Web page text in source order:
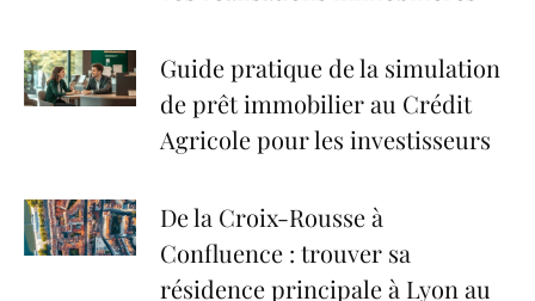
Guide pratique de la simulation
de prêt immobilier au Crédit
Agricole pour les investisseurs
De la Croix-Rousse à
Confluence : trouver sa
résidence principale à Lyon au